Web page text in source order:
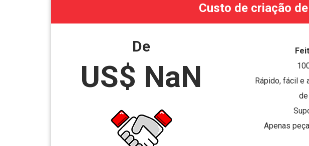
Custo de criação
De
US$ NaN
Rápido, fácil e
Apenas